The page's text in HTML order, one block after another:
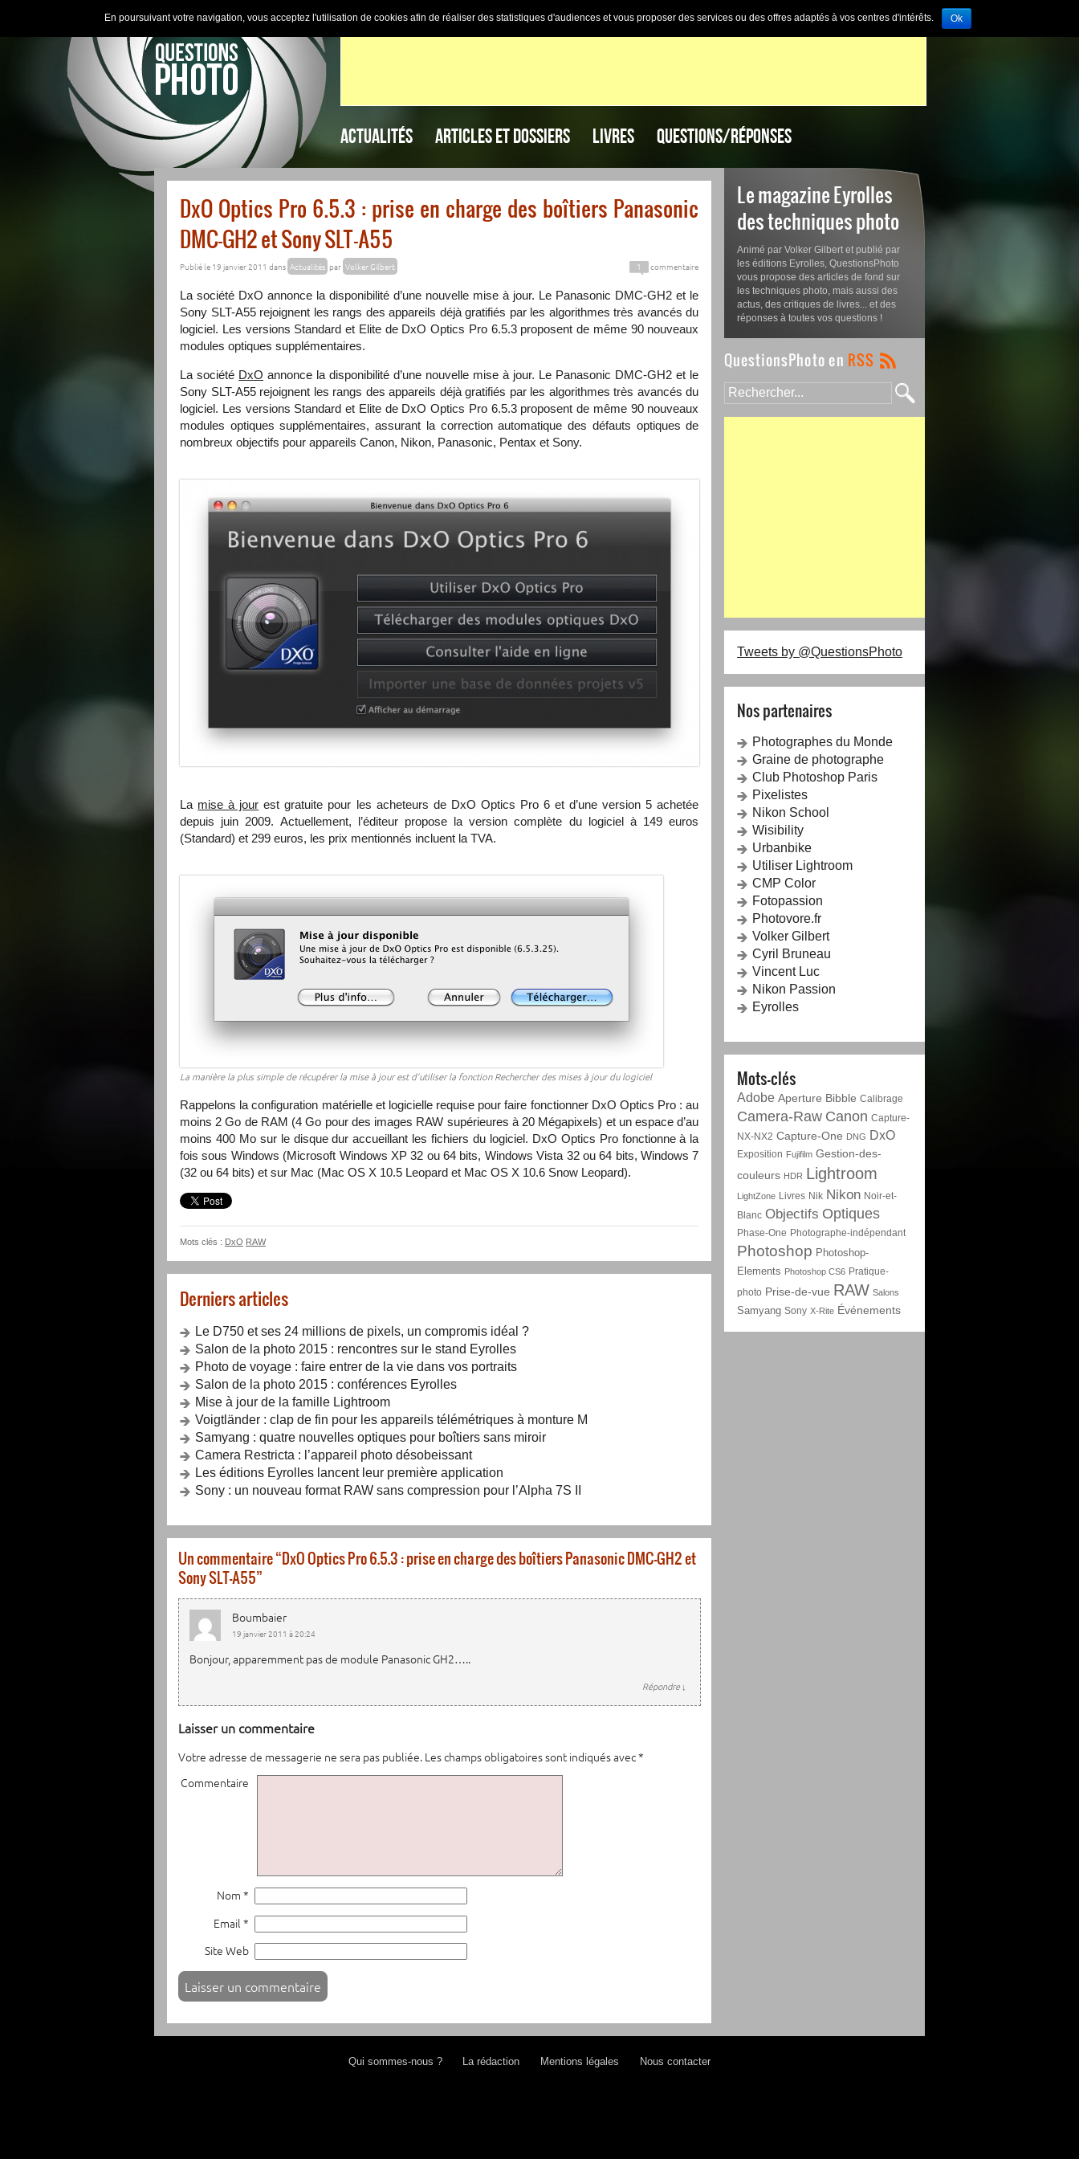
ACTUALITÉS ARTICLES ET DOSSIERS LIVRES QUESTIONS/RÉPONSES
DxO Optics Pro 6.5.3 : prise en charge des boîtiers Panasonic
DMC-GH2 et Sony SLT-A55
Publié le 19 janvier 2011 dans Actualités par Volker Gilbert 1 commentaire
La société DxO annonce la disponibilité d’une nouvelle mise à jour. Le Panasonic DMC-GH2 et le
Sony SLT-A55 rejoignent les rangs des appareils déjà gratifiés par les algorithmes très avancés du
logiciel. Les versions Standard et Elite de DxO Optics Pro 6.5.3 proposent de même 90 nouveaux
modules optiques supplémentaires.
La société DxO annonce la disponibilité d’une nouvelle mise à jour. Le Panasonic DMC-GH2 et le
Sony SLT-A55 rejoignent les rangs des appareils déjà gratifiés par les algorithmes très avancés du
logiciel. Les versions Standard et Elite de DxO Optics Pro 6.5.3 proposent de même 90 nouveaux
modules optiques supplémentaires, assurant la correction automatique des défauts optiques de
nombreux objectifs pour appareils Canon, Nikon, Panasonic, Pentax et Sony.
La mise à jour est gratuite pour les acheteurs de DxO Optics Pro 6 et d’une version 5 achetée
depuis juin 2009. Actuellement, l’éditeur propose la version complète du logiciel à 149 euros
(Standard) et 299 euros, les prix mentionnés incluent la TVA.
La manière la plus simple de récupérer la mise à jour est d’utiliser la fonction Rechercher des mises à jour du logiciel
Rappelons la configuration matérielle et logicielle requise pour faire fonctionner DxO Optics Pro : au
moins 2 Go de RAM (4 Go pour des images RAW supérieures à 20 Mégapixels) et un espace d’au
moins 400 Mo sur le disque dur accueillant les fichiers du logiciel. DxO Optics Pro fonctionne à la
fois sous Windows (Microsoft Windows XP 32 ou 64 bits, Windows Vista 32 ou 64 bits, Windows 7
(32 ou 64 bits) et sur Mac (Mac OS X 10.5 Leopard et Mac OS X 10.6 Snow Leopard).
Mots clés : DxO RAW
Derniers articles
Le D750 et ses 24 millions de pixels, un compromis idéal ?
Salon de la photo 2015 : rencontres sur le stand Eyrolles
Photo de voyage : faire entrer de la vie dans vos portraits
Salon de la photo 2015 : conférences Eyrolles
Mise à jour de la famille Lightroom
Voigtländer : clap de fin pour les appareils télémétriques à monture M
Samyang : quatre nouvelles optiques pour boîtiers sans miroir
Camera Restricta : l’appareil photo désobeissant
Les éditions Eyrolles lancent leur première application
Sony : un nouveau format RAW sans compression pour l’Alpha 7S II
Un commentaire “DxO Optics Pro 6.5.3 : prise en charge des boîtiers Panasonic DMC-GH2 et
Sony SLT-A55”
Boumbaier
19 janvier 2011 à 20:24
Bonjour, apparemment pas de module Panasonic GH2…..
Répondre ↓
Laisser un commentaire
Votre adresse de messagerie ne sera pas publiée.Les champs obligatoires sont indiqués avec*
Commentaire
Nom *
Email *
Site Web
Le magazine Eyrolles
des techniques photo
Animé par Volker Gilbert et publié par
les éditions Eyrolles, QuestionsPhoto
vous propose des articles de fond sur
les techniques photo, mais aussi des
actus, des critiques de livres... et des
réponses à toutes vos questions !
Tweets by @QuestionsPhoto
Nos partenaires
Photographes du Monde
Graine de photographe
Club Photoshop Paris
Pixelistes
Nikon School
Wisibility
Urbanbike
Utiliser Lightroom
CMP Color
Fotopassion
Photovore.fr
Volker Gilbert
Cyril Bruneau
Vincent Luc
Nikon Passion
Eyrolles
Mots-clés
Adobe Aperture Bibble Calibrage
Camera-Raw Canon Capture-
NX-NX2 Capture-One DNG DxO
Exposition Fujifilm Gestion-des-
couleurs HDR Lightroom
LightZone Livres Nik Nikon Noir-et-
Blanc Objectifs Optiques
Phase-One Photographe-indépendant
Photoshop Photoshop-
Elements Photoshop CS6 Pratique-
photo Prise-de-vue RAW Salons
Samyang Sony X-Rite Événements
Qui sommes-nous ? La rédaction Mentions légales Nous contacter
En poursuivant votre navigation, vous acceptez l'utilisation de cookies afin de réaliser des statistiques d'audiences et vous proposer des services ou des offres adaptés à vos centres d'intérêts. Ok